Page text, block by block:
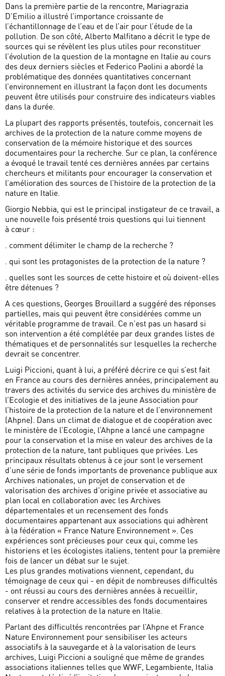
Dans la première partie de la rencontre, Mariagrazia
D’Emilio a illustré l’importance croissante de
l’échantillonnage de l’eau et de l’air pour l’étude de la
pollution. De son côté, Alberto Malfitano a décrit le type de
sources qui se révèlent les plus utiles pour reconstituer
l’évolution de la question de la montagne en Italie au cours
des deux derniers siècles et Federico Paolini a abordé la
problématique des données quantitatives concernant
l’environnement en illustrant la façon dont les documents
peuvent être utilisés pour construire des indicateurs viables
dans la durée.
La plupart des rapports présentés, toutefois, concernait les
archives de la protection de la nature comme moyens de
conservation de la mémoire historique et des sources
documentaires pour la recherche. Sur ce plan, la conférence
a évoqué le travail tenté ces dernières années par certains
chercheurs et militants pour encourager la conservation et
l’amélioration des sources de l’histoire de la protection de la
nature en Italie.
Giorgio Nebbia, qui est le principal instigateur de ce travail, a
une nouvelle fois présenté trois questions qui lui tiennent
à cœur :
. comment délimiter le champ de la recherche ?
. qui sont les protagonistes de la protection de la nature ?
. quelles sont les sources de cette histoire et où doivent-elles
être détenues ?
A ces questions, Georges Brouillard a suggéré des réponses
partielles, mais qui peuvent être considérées comme un
véritable programme de travail. Ce n’est pas un hasard si
son intervention a été complétée par deux grandes listes de
thématiques et de personnalités sur lesquelles la recherche
devrait se concentrer.
Luigi Piccioni, quant à lui, a préféré décrire ce qui s’est fait
en France au cours des dernières années, principalement au
travers des activités du service des archives du ministère de
l’Ecologie et des initiatives de la jeune Association pour
l’histoire de la protection de la nature et de l’environnement
(Ahpne). Dans un climat de dialogue et de coopération avec
le ministère de l’Ecologie, l’Ahpne a lancé une campagne
pour la conservation et la mise en valeur des archives de la
protection de la nature, tant publiques que privées. Les
principaux résultats obtenus à ce jour sont le versement
d’une série de fonds importants de provenance publique aux
Archives nationales, un projet de conservation et de
valorisation des archives d’origine privée et associative au
plan local en collaboration avec les Archives
départementales et un recensement des fonds
documentaires appartenant aux associations qui adhèrent
à la fédération « France Nature Environnement ». Ces
expériences sont précieuses pour ceux qui, comme les
historiens et les écologistes italiens, tentent pour la première
fois de lancer un débat sur le sujet.
Les plus grandes motivations viennent, cependant, du
témoignage de ceux qui - en dépit de nombreuses difficultés
- ont réussi au cours des dernières années à recueillir,
conserver et rendre accessibles des fonds documentaires
relatives à la protection de la nature en Italie.
Parlant des difficultés rencontrées par l’Ahpne et France
Nature Environnement pour sensibiliser les acteurs
associatifs à la sauvegarde et à la valorisation de leurs
archives, Luigi Piccioni a souligné que même de grandes
associations italiennes telles que WWF, Legambiente, Italia